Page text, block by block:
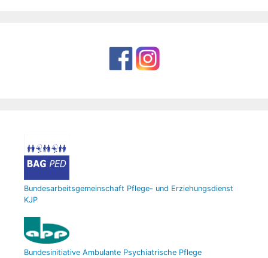
Bundesarbeitsgemeinschaft Pflege- und Erziehungsdienst
KJP
Bundesinitiative Ambulante Psychiatrische Pflege